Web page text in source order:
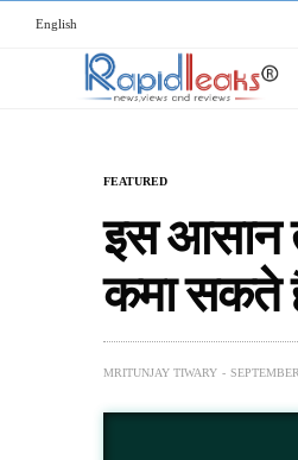
English
FEATURED
इस आसान
कमा सकते
MRITUNJAY TIWARY